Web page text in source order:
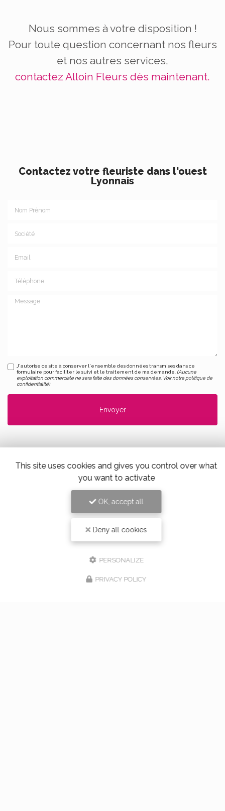
Nous sommes à votre disposition !
Pour toute question concernant nos fleurs
et nos autres services,
contactez Alloin Fleurs dès maintenant.
Contactez votre fleuriste dans l'ouest
Lyonnais
Message
J'autorise ce site à conserver l'ensemble des données transmises dans ce
formulaire pour faciliter le suivi et le traitement de ma demande. (Aucune
exploitation commerciale ne sera faite des données conservées. Voir notre politique de
confidentialité)
Alloin Fleurs, Vaugneray
17 Place du Marché, 69670 Vaugneray
Tel. 04 78 45 85 02
This site uses cookies and gives you control over what
you want to activate
OK, accept all
Deny all cookies
PERSONALIZE
PRIVACY POLICY